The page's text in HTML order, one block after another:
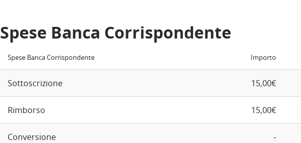
Spese Banca Corrispondente
Spese Banca Corrispondente Importo
Sottoscrizione 15,00€
Rimborso 15,00€
Conversione -